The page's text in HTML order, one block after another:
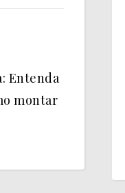
Entenda
montar